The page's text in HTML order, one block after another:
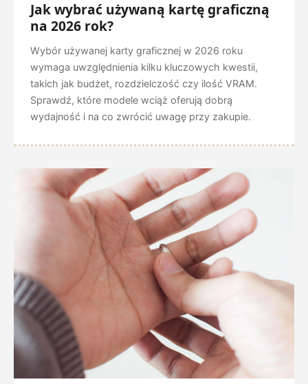
Jak wybrać używaną kartę graficzną
na 2026 rok?
Wybór używanej karty graficznej w 2026 roku
wymaga uwzględnienia kilku kluczowych kwestii,
takich jak budżet, rozdzielczość czy ilość VRAM.
Sprawdź, które modele wciąż oferują dobrą
wydajność i na co zwrócić uwagę przy zakupie.